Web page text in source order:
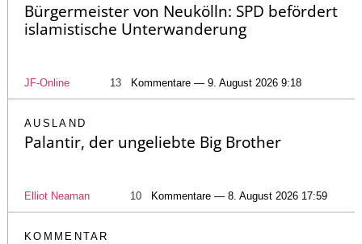
Bürgermeister von Neukölln: SPD befördert
islamistische Unterwanderung
JF-Online 13 Kommentare — 9. August 2026 9:18
AUSLAND
Palantir, der ungeliebte Big Brother
Elliot Neaman 10 Kommentare — 8. August 2026 17:59
KOMMENTAR